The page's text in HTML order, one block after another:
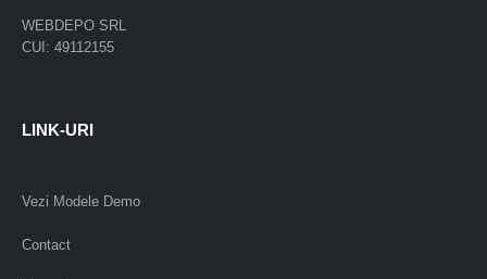
WEBDEPO SRL
CUI: 49112155
LINK-URI
Vezi Modele Demo
Contact